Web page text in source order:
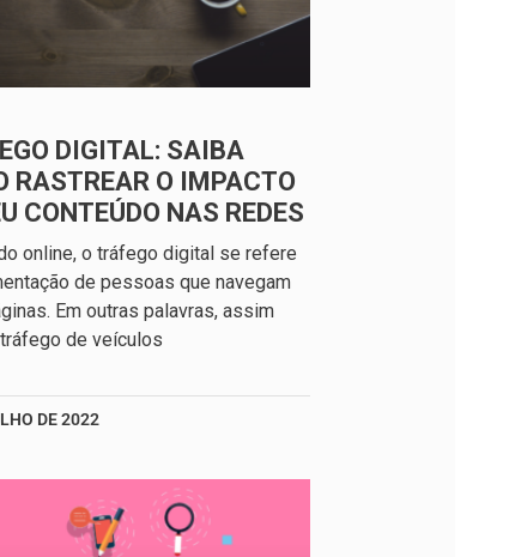
DIGITAL: SAIBA
RASTREAR O IMPACTO
CONTEÚDO NAS REDES
online, o tráfego digital se refere
de pessoas que navegam
Em outras palavras, assim
de veículos
DE 2022